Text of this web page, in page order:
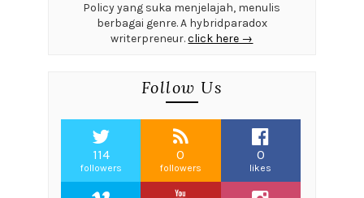
Policy yang suka menjelajah, menulis
berbagai genre. A hybridparadox
writerpreneur.click here →
Follow Us
114
followers
0
followers
0
likes